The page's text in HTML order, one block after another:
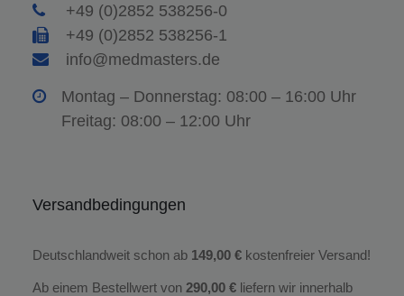
+49 (0)2852 538256-0
+49 (0)2852 538256-1
info@medmasters.de
Montag – Donnerstag: 08:00 – 16:00 Uhr
Freitag: 08:00 – 12:00 Uhr
Versandbedingungen
Deutschlandweit schon ab 149,00 € kostenfreier Versand!
Ab einem Bestellwert von 290,00 € liefern wir innerhalb